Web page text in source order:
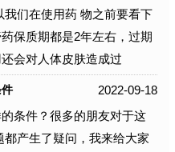
们在使用药 物之前要看下
保质期都是2年左右，过期
会对人体皮肤造成过
2022-09-18
条件？很多的朋友对于这
产生了疑问，我来给大家